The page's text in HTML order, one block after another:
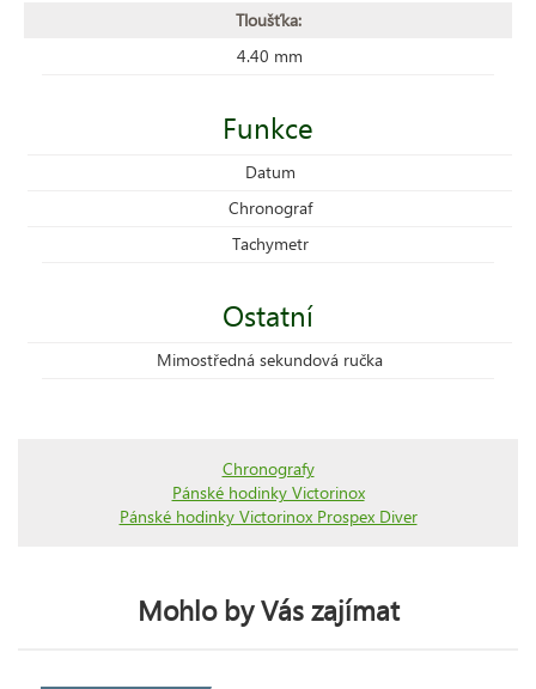
Tloušťka:
4.40 mm
Funkce
Datum
Chronograf
Tachymetr
Ostatní
Mimostředná sekundová ručka
Chronografy
Pánské hodinky Victorinox
Pánské hodinky Victorinox Prospex Diver
Mohlo by Vás zajímat